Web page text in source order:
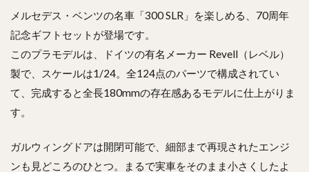
メルセデス・ベンツの名車「300 SLR」を楽しめる、70周年
記念ギフトセットが登場です。
このプラモデルは、ドイツの有名メーカー Revell（レベル）
製で、スケールは1/24。全124点のパーツで構成されてい
て、完成すると全長180mmの存在感あるモデルに仕上がりま
す。
ガルウィングドアは開閉可能で、細部まで再現されたエンジ
ンも見どころのひとつ。まるで実車をそのまま小さくしたよ